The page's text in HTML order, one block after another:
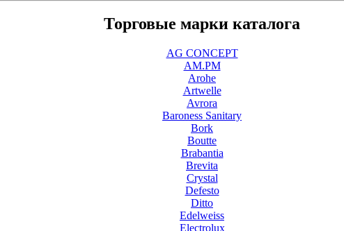
Торговые марки каталога
AG CONCEPT
AM.PM
Arohe
Artwelle
Avrora
Baroness Sanitary
Bork
Boutte
Brabantia
Brevita
Crystal
Defesto
Ditto
Edelweiss
Electrolux